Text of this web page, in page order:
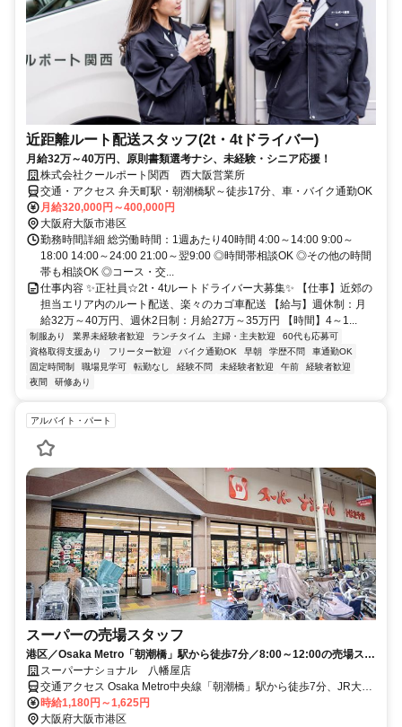
近距離ルート配送スタッフ(2t・4tドライバー)
月給32万～40万円、原則書類選考ナシ、未経験・シニア応援！
株式会社クールポート関西 西大阪営業所
交通・アクセス 弁天町駅・朝潮橋駅～徒歩17分、車・バイク通勤OK
月給320,000円～400,000円
大阪府大阪市港区
勤務時間詳細 総労働時間：1週あたり40時間 4:00～14:00 9:00～
18:00 14:00～24:00 21:00～翌9:00 ◎時間帯相談OK ◎その他の時間
帯も相談OK ◎コース・交...
仕事内容 ✨正社員☆2t・4tルートドライバー大募集✨ 【仕事】近郊の
担当エリア内のルート配送、楽々のカゴ車配送 【給与】週休制：月
給32万～40万円、週休2日制：月給27万～35万円 【時間】4～1...
制服あり 業界未経験者歓迎 ランチタイム 主婦・主夫歓迎
60代も応募可
資格取得支援あり
フリーター歓迎 バイク通勤OK 早朝 学歴不問
車通勤OK
固定時間制
職場見学可 転勤なし 経験不問 未経験者歓迎 午前
経験者歓迎
夜間
研修あり
アルバイト・パート
スーパーの売場スタッフ
港区／Osaka Metro「朝潮橋」駅から徒歩7分／8:00～12:00の売場スタ
ッフ募集中！
スーパーナショナル 八幡屋店
交通アクセス Osaka Metro中央線「朝潮橋」駅から徒歩7分、JR大阪
環状線「弁天町」駅からバス13分
時給1,180円～1,625円
大阪府大阪市港区